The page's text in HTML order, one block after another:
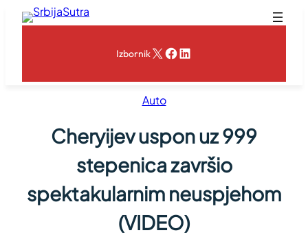
Skoči
IzbornikX Facebook
LinkedIn
Auto
Cheryijev uspon uz 999
stepenica završio
spektakularnim neuspjehom
(VIDEO)